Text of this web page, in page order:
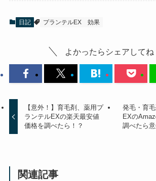
日記 プランテルEX 効果
よかったらシェアしてね
【意外！】育毛剤、薬用プ
ランテルEXの楽天最安値
価格を調べたら！？
発毛・育
EXの
調べたら
関連記事